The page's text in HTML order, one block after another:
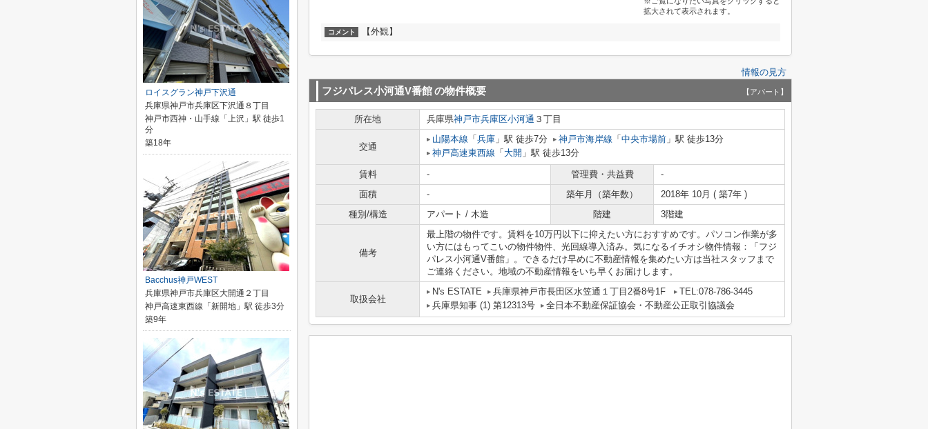
拡大されて表示されます。
コメント 【外観】
情報の見方
フジパレス小河通V番館の物件概要 【アパート】
所在地 兵庫県神戸市兵庫区小河通 ３丁目
交通
山陽本線 「 兵庫 」駅 徒歩7分 神戸市海岸線 「 中央市場前 」駅 徒歩13分
神戸高速東西線 「 大開 」駅 徒歩13分
賃料 - 管理費・共益費
-
面積
- 築年月（築年数）
2018年 10月 ( 築7年 )
種別/構造
アパート / 木造 階建 3階建
備考
最上階の物件です。賃料を10万円以下に抑えたい方におすすめです。パソコン作業が多
い方にはもってこいの物件物件、光回線導入済み。気になるイチオシ物件情報：「フジ
パレス小河通V番館」。できるだけ早めに不動産情報を集めたい方は当社スタッフまで
ご連絡ください。地域の不動産情報をいち早くお届けします。
取扱会社
N's ESTATE 兵庫県神戸市長田区水笠通１丁目2番8号1F
TEL:078-786-3445
兵庫県知事 (1) 第12313号
全日本不動産保証協会・不動産公正取引協議会
ロイスグラン神戸下沢通
兵庫県神戸市兵庫区下沢通８丁目
神戸市西神・山手線「上沢」駅 徒歩1
分
築18年
Bacchus神戸WEST
兵庫県神戸市兵庫区大開通２丁目
神戸高速東西線「新開地」駅 徒歩3分
築9年